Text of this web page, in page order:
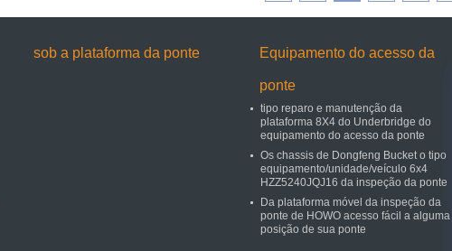
sob a plataforma da ponte Equipamento do acesso da
ponte
tipo reparo e manutenção da
plataforma 8X4 do Underbridge do
equipamento do acesso da ponte
Os chassis de Dongfeng Bucket o tipo
equipamento/unidade/veículo 6x4
HZZ5240JQJ16 da inspeção da ponte
Da plataforma móvel da inspeção da
ponte de HOWO acesso fácil a alguma
posição de sua ponte